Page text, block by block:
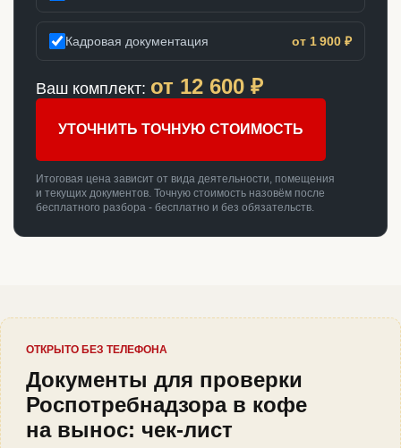
Кадровая документация от 1 900 ₽
Ваш комплект: от 12 600 ₽
УТОЧНИТЬ ТОЧНУЮ СТОИМОСТЬ
Итоговая цена зависит от вида деятельности, помещения
и текущих документов. Точную стоимость назовём после
бесплатного разбора - бесплатно и без обязательств.
ОТКРЫТО БЕЗ ТЕЛЕФОНА
Документы для проверки
Роспотребнадзора в кофе
на вынос: чек-лист